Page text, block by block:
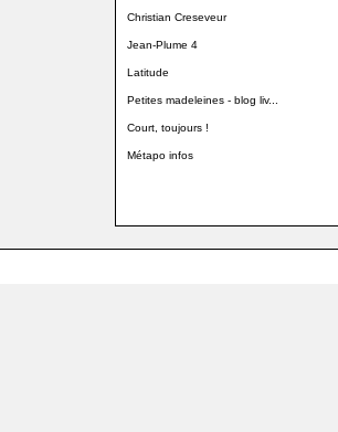
Christian Creseveur
Jean-Plume 4
Latitude
Petites madeleines - blog liv...
Court, toujours !
Métapo infos